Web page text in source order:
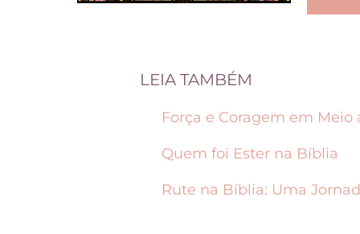
LEIA TAMBÉM
Força e Coragem em Meio
Quem foi Ester na Bíblia
Rute na Bíblia: Uma